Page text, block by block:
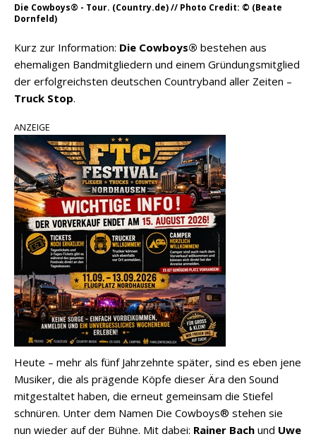
Die Cowboys® - Tour. (Country.de) // Photo Credit: © (Beate
Dornfeld)
Kurz zur Information: Die Cowboys® bestehen aus
ehemaligen Bandmitgliedern und einem Gründungsmitglied
der erfolgreichsten deutschen Countryband aller Zeiten –
Truck Stop.
ANZEIGE
Heute – mehr als fünf Jahrzehnte später, sind es eben jene
Musiker, die als prägende Köpfe dieser Ära den Sound
mitgestaltet haben, die erneut gemeinsam die Stiefel
schnüren. Unter dem Namen Die Cowboys® stehen sie
nun wieder auf der Bühne. Mit dabei: Rainer Bach und Uwe